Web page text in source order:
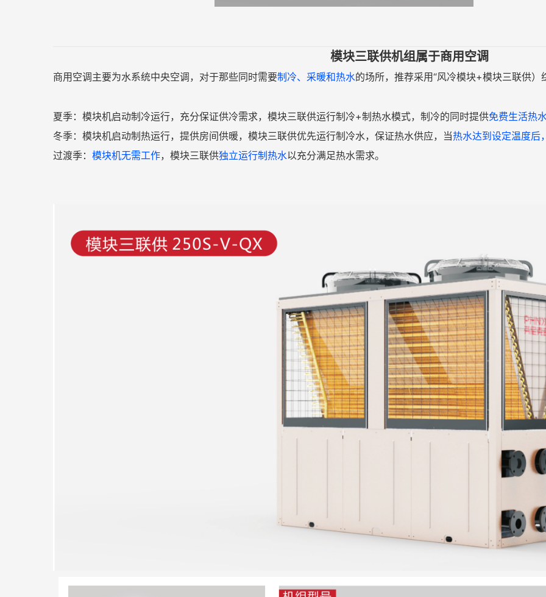
模块三联供机组属于商用空调
商用空调主要为水系统中央空调，对于那些同时需要制冷、采暖和热水的场所，推荐采用“风冷模块+模块三联供）
夏季：模块机启动制冷运行，充分保证供冷需求，模块三联供运行制冷+制热水模式，制冷的同时提供免费生活热
冬季：模块机启动制热运行，提供房间供暖，模块三联供优先运行制冷水，保证热水供应，当热水达到设定温度后
过渡季： 模块机无需工作，模块三联供独立运行制热水以充分满足热水需求。